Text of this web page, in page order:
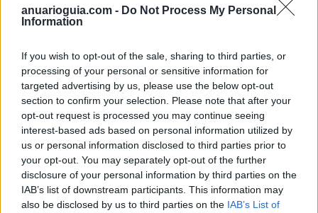
anuarioguia.com - Do Not Process My Personal
Information
If you wish to opt-out of the sale, sharing to third parties, or
processing of your personal or sensitive information for
targeted advertising by us, please use the below opt-out
section to confirm your selection. Please note that after your
opt-out request is processed you may continue seeing
interest-based ads based on personal information utilized by
us or personal information disclosed to third parties prior to
your opt-out. You may separately opt-out of the further
disclosure of your personal information by third parties on the
IAB’s list of downstream participants. This information may
also be disclosed by us to third parties on the IAB’s List of
Cuidalian
Málaga ciudad (Málaga)
Ver más
3104